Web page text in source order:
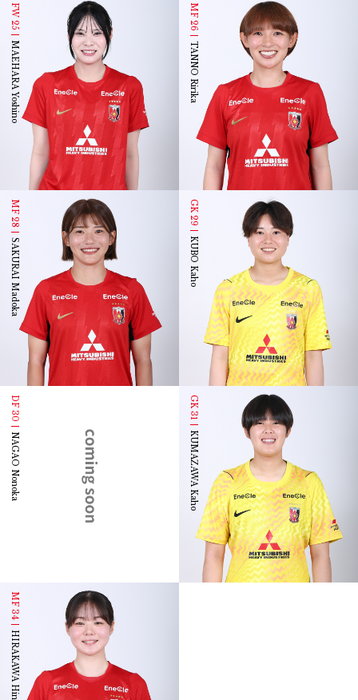
FW 25
MAEHARA Yoshino
MF 26
TANNO Ririka
MF 28
SAKURAI Madoka
GK 29
KUBO Kaho
DF 30
NAGAO Nonoka
GK 31
KUMAZAWA Kaho
MF 34
HIRAKAWA Hina